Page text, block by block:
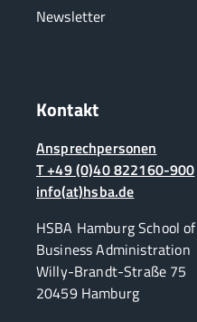
Newsletter
Kontakt
Ansprechpersonen
T +49 (0)40 822160-900
info(at)hsba.de
HSBA Hamburg School of
Business Administration
Willy-Brandt-Straße 75
20459 Hamburg